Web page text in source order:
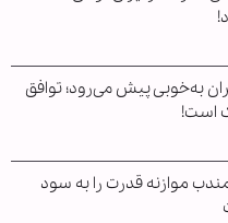
به‌خوبی پیش می‌رود؛ توافق
است!
موازنه قدرت را به سود